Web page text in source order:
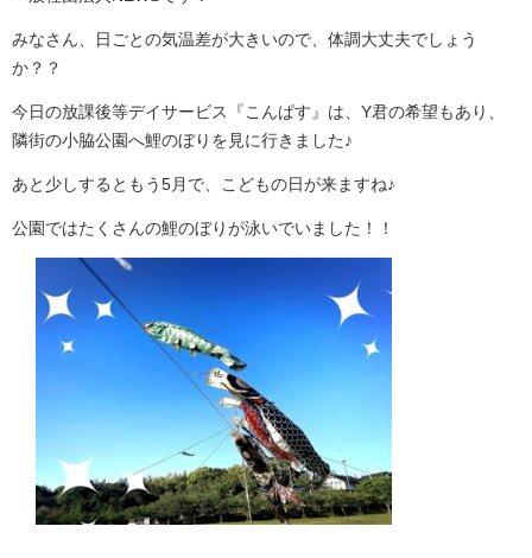
みなさん、日ごとの気温差が大きいので、体調大丈夫でしょう
か？？
今日の放課後等デイサービス『こんぱす』は、Y君の希望もあり、
隣街の小脇公園へ鯉のぼりを見に行きました♪
あと少しするともう5月で、こどもの日が来ますね♪
公園ではたくさんの鯉のぼりが泳いでいました！！